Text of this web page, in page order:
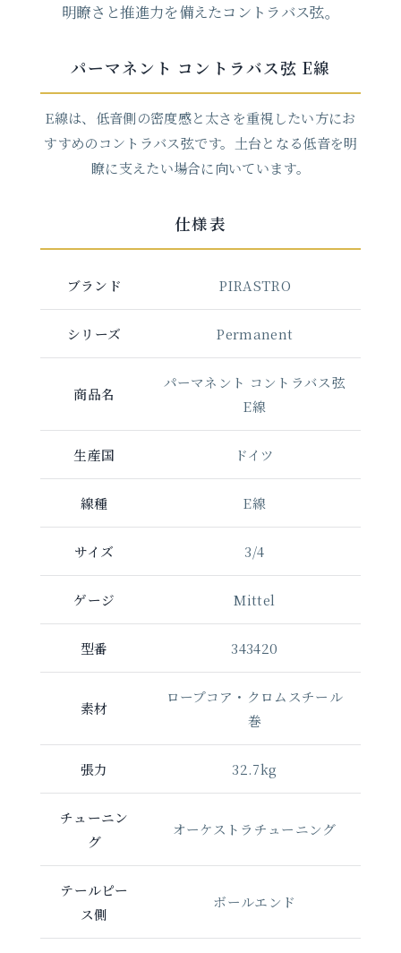
明瞭さと推進力を備えたコントラバス弦。
パーマネント コントラバス弦 E線
E線は、低音側の密度感と太さを重視したい方にお
すすめのコントラバス弦です。土台となる低音を明
瞭に支えたい場合に向いています。
仕様表
ブランド PIRASTRO
シリーズ Permanent
商品名
パーマネント コントラバス弦
E線
生産国 ドイツ
線種 E線
サイズ 3/4
ゲージ Mittel
型番 343420
素材
ロープコア・クロムスチール
巻
張力 32.7kg
チューニン
グ
オーケストラチューニング
テールピー
ス側
ボールエンド